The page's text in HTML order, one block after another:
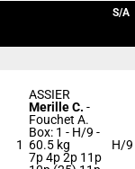
S/A
1
ASSIER
Merille C. -
Fouchet A.
Box: 1 - H/9 -
60.5 kg
7p 4p 2p 11p
H/9